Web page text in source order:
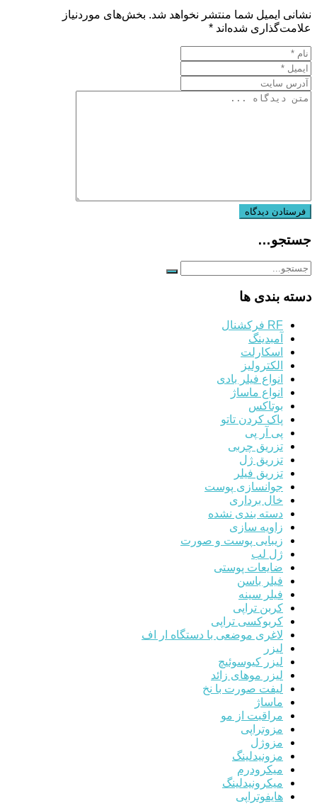
نشانی ایمیل شما منتشر نخواهد شد. بخش‌های موردنیاز
علامت‌گذاری شده‌اند *
جستجو…
دسته بندی ها
RF فرکشنال
آمبدینگ
اسکارلت
الکترولیز
انواع فیلر بادی
انواع ماساژ
بوتاکس
پاک کردن تاتو
پی آر پی
تزریق چربی
تزریق ژل
تزریق فیلر
جوانسازی پوست
خال برداری
دسته بندی نشده
زاویه سازی
زیبایی پوست و صورت
ژل لب
ضایعات پوستی
فیلر باسن
فیلر سینه
کربن تراپی
کربوکسی تراپی
لاغری موضعی با دستگاه ار اف
لیزر
لیزر کیوسوئیچ
لیزر موهای زائد
لیفت صورت با نخ
ماساژ
مراقبت از مو
مزوتراپی
مزوژل
مزونیدلینگ
میکرودرم
میکرونیدلینگ
هایفوتراپی